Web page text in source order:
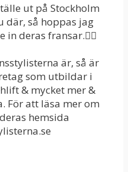
ut på Stockholm
där, så hoppas jag
deras fransar.👍🏻
är, så är
som utbildar i
& mycket mer &
För att läsa mer om
hemsida